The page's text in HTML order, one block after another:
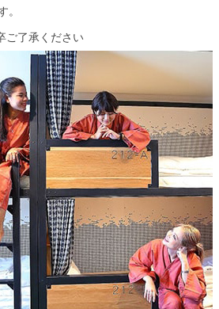
。
ご了承ください